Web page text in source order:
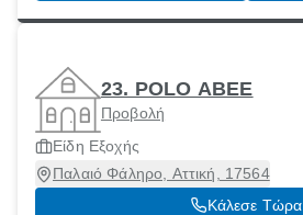
23. POLO ΑΒΕΕ
Προβολή
Είδη Εξοχής
Παλαιό Φάληρο, Αττική, 17564
Κάλεσε Τώρα